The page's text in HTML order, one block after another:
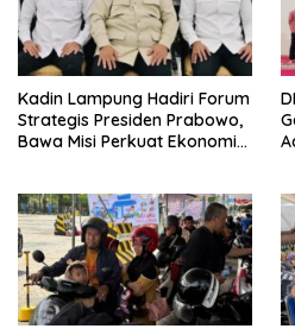
Kadin Lampung Hadiri Forum
Strategis Presiden Prabowo,
Bawa Misi Perkuat Ekonomi